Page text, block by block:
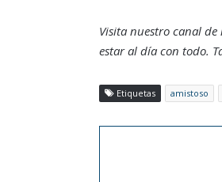
Visita nuestro canal de
estar al día con todo.
Etiquetas amistoso